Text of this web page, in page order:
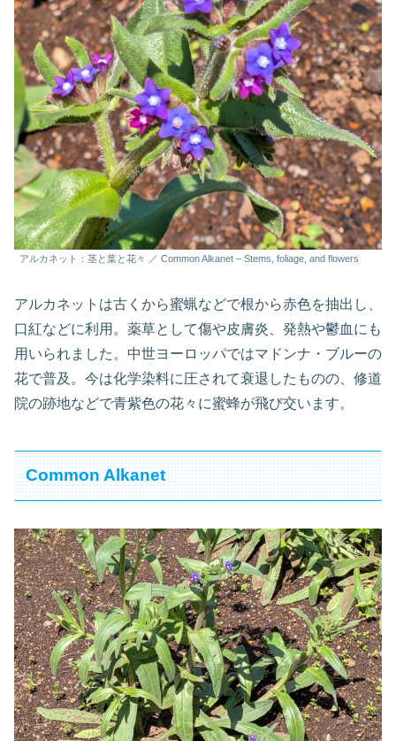
アルカネット：茎と葉と花々 ／ Common Alkanet – Stems, foliage, and flowers
アルカネットは古くから蜜蝋などで根から赤色を抽出し、
口紅などに利用。薬草として傷や皮膚炎、発熱や鬱血にも
用いられました。中世ヨーロッパではマドンナ・ブルーの
花で普及。今は化学染料に圧されて衰退したものの、修道
院の跡地などで青紫色の花々に蜜蜂が飛び交います。
Common Alkanet